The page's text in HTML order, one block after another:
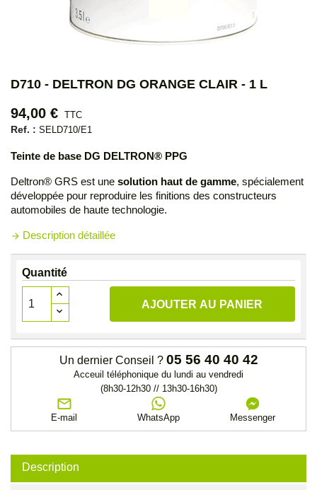
D710 - DELTRON DG ORANGE CLAIR - 1 L
94,00 € TTC
Ref. : SELD710/E1
Teinte de base DG DELTRON® PPG
Deltron® GRS est une solution haut de gamme, spécialement
développée pour reproduire les finitions des constructeurs
automobiles de haute technologie.
arrow_forward Description détaillée
Quantité
AJOUTER AU PANIER
Un dernier Conseil ? 05 56 40 40 42
Acceuil téléphonique du lundi au vendredi
(8h30-12h30 // 13h30-16h30)
E-mail WhatsApp Messenger
Description